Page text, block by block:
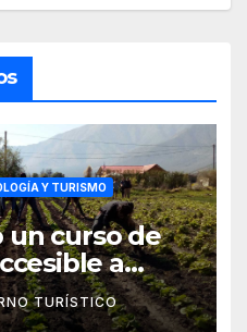
Y TURISMO
un curso de
a
TURÍSTICO